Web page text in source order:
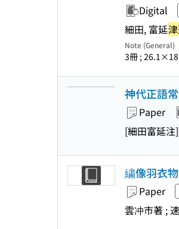
Digital
細田, 富延
Note (General)
3冊 ;
神代正語
Paper
[細田富延注]
繍像羽衣
Paper
雲冲市著 ;